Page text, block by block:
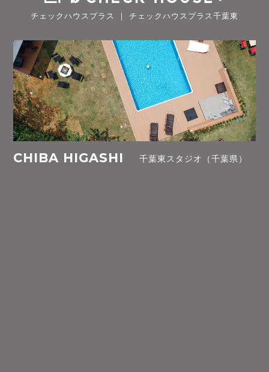
チェックハウスプラス ｜ チェックハウスプラス千葉東
CHIBA HIGASHI 千葉東スタジオ（千葉県）